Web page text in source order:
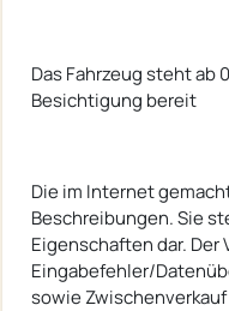
Das Fahrzeug steht ab
Besichtigung bereit
Die im Internet
Beschreibungen. Sie
Eigenschaften dar.
Eingabefehler/
sowie